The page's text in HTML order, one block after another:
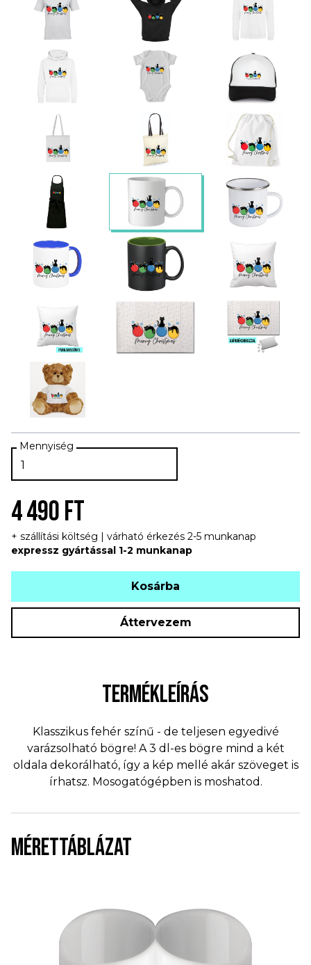
4 490 FT
+ szállítási költség | várható érkezés 2-5 munkanap
expressz gyártással 1-2 munkanap
Kosárba
Áttervezem
TERMÉKLEÍRÁS
Klasszikus fehér színű - de teljesen egyedivé
varázsolható bögre! A 3 dl-es bögre mind a két
oldala dekorálható, így a kép mellé akár szöveget is
írhatsz. Mosogatógépben is moshatod.
MÉRETTÁBLÁZAT